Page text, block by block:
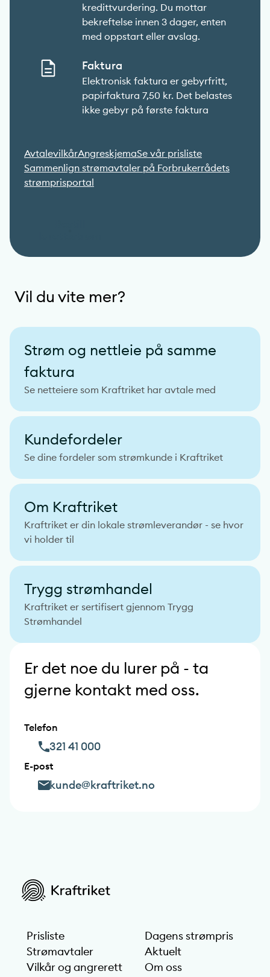
kredittvurdering. Du mottar
bekreftelse innen 3 dager, enten
med oppstart eller avslag.
Faktura
Elektronisk faktura er gebyrfritt,
papirfaktura 7,50 kr. Det belastes
ikke gebyr på første faktura
AvtalevilkårAngreskjemaSe vår prisliste
Sammenlign strømavtaler på Forbrukerrådets
strømprisportal
Vil du vite mer?
Strøm og nettleie på samme
faktura
Se netteiere som Kraftriket har avtale med
Kundefordeler
Se dine fordeler som strømkunde i Kraftriket
Om Kraftriket
Kraftriket er din lokale strømleverandør - se hvor
vi holder til
Trygg strømhandel
Kraftriket er sertifisert gjennom Trygg
Strømhandel
Er det noe du lurer på - ta
gjerne kontakt med oss.
Telefon
phone-outline
321 41 000
E-post
email-outline
kunde@kraftriket.no
Prisliste
Strømavtaler
Vilkår og angrerett
Dagens strømpris
Aktuelt
Om oss